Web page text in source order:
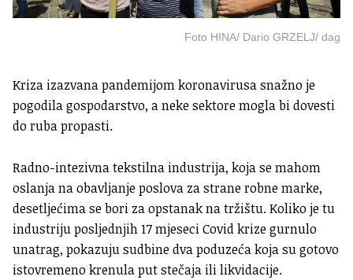
Foto HINA/ Dario GRZELJ/ dag
Kriza izazvana pandemijom koronavirusa snažno je
pogodila gospodarstvo, a neke sektore mogla bi dovesti
do ruba propasti.
Radno-intezivna tekstilna industrija, koja se mahom
oslanja na obavljanje poslova za strane robne marke,
desetljećima se bori za opstanak na tržištu. Koliko je tu
industriju posljednjih 17 mjeseci Covid krize gurnulo
unatrag, pokazuju sudbine dva poduzeća koja su gotovo
istovremeno krenula put stečaja ili likvidacije.